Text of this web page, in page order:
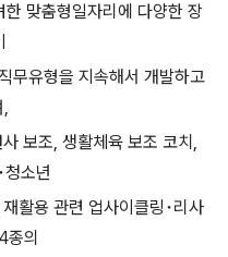
맞춤형일자리에 다양한 장
무유형을 지속해서 개발하고
,
보조, 생활체육 보조 코치,
청소년
활용 관련 업사이클링･리사
종의